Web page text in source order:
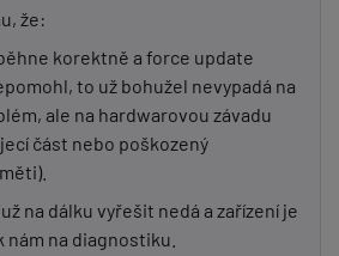
že:
korektně a force update
to už bohužel nevypadá na
ale na hardwarovou závadu
část nebo poškozený
na dálku vyřešit nedá a zařízení je
na diagnostiku.